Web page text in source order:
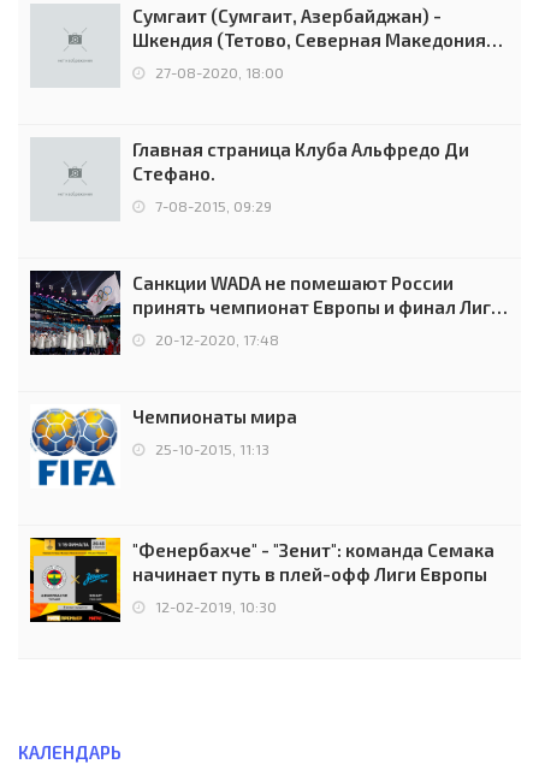
Сумгаит (Сумгаит, Азербайджан) -
Шкендия (Тетово, Северная Македония) -
0:2 (0:0)
27-08-2020, 18:00
Главная страница Клуба Альфредо Ди
Стефано.
7-08-2015, 09:29
Санкции WADA не помешают России
принять чемпионат Европы и финал Лиги
чемпионов.
20-12-2020, 17:48
Чемпионаты мира
25-10-2015, 11:13
"Фенербахче" - "Зенит": команда Семака
начинает путь в плей-офф Лиги Европы
12-02-2019, 10:30
КАЛЕНДАРЬ